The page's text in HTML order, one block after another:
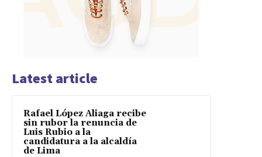
Latest article
Rafael López Aliaga recibe
sin rubor la renuncia de
Luis Rubio a la
candidatura a la alcaldía
de Lima